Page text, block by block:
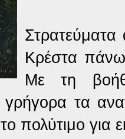
Κρέστα
Με τη
τα
πολύτιμο για